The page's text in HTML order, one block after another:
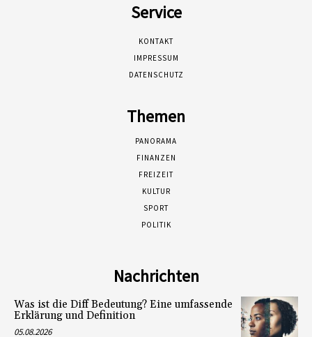
Service
KONTAKT
IMPRESSUM
DATENSCHUTZ
Themen
PANORAMA
FINANZEN
FREIZEIT
KULTUR
SPORT
POLITIK
Nachrichten
Was ist die Diff Bedeutung? Eine umfassende
Erklärung und Definition
05.08.2026